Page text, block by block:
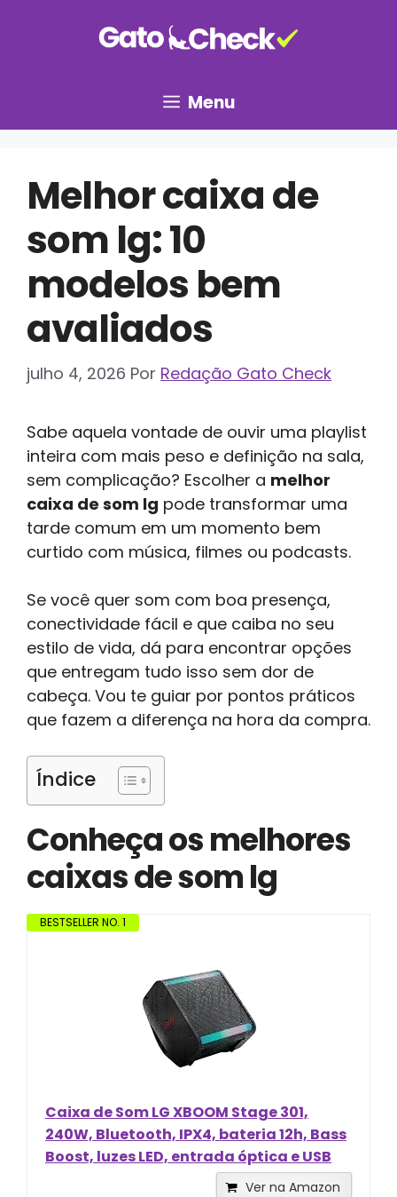
Menu
Melhor caixa de
som lg: 10
modelos bem
avaliados
julho 4, 2026 Por Redação Gato Check
Sabe aquela vontade de ouvir uma playlist
inteira com mais peso e definição na sala,
sem complicação? Escolher a melhor
caixa de som lg pode transformar uma
tarde comum em um momento bem
curtido com música, filmes ou podcasts.
Se você quer som com boa presença,
conectividade fácil e que caiba no seu
estilo de vida, dá para encontrar opções
que entregam tudo isso sem dor de
cabeça. Vou te guiar por pontos práticos
que fazem a diferença na hora da compra.
Índice
Conheça os melhores
caixas de som lg
BESTSELLER NO. 1
Caixa de Som LG XBOOM Stage 301,
240W, Bluetooth, IPX4, bateria 12h, Bass
Boost, luzes LED, entrada óptica e USB
Ver na Amazon